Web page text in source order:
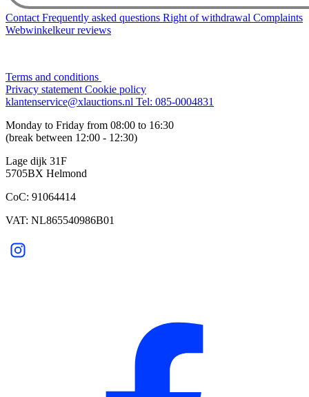
Contact Frequently asked questions Right of withdrawal Complaints
Webwinkelkeur reviews
Terms and conditions
Privacy statement Cookie policy
klantenservice@xlauctions.nl Tel: 085-0004831
Monday to Friday from 08:00 to 16:30
(break between 12:00 - 12:30)
Lage dijk 31F
5705BX Helmond
CoC: 91064414
VAT: NL865540986B01